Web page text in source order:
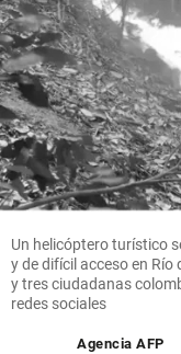
Un helicóptero turístico
y de difícil acceso en
y tres ciudadanas
redes sociales
Agencia AFP